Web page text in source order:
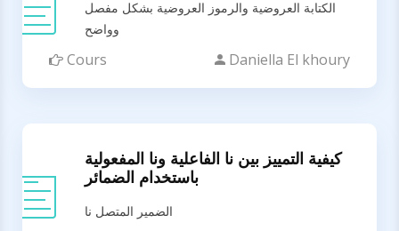
الكتابة العروضية والرموز العروضية بشكل مفصل
وواضح
Cours Daniella El khoury
كيفية التمييز بين نا الفاعلية ونا المفعولية
باستخدام الضمائر
الضمير المتصل نا